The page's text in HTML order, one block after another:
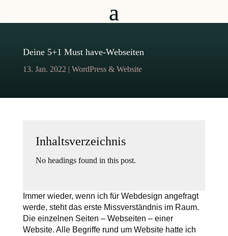
Deine 5+1 Must have-Webseiten
13. Jan. 2022 | WordPress & Website
Inhaltsverzeichnis
No headings found in this post.
Immer wieder, wenn ich für Webdesign angefragt
werde, steht das erste Missverständnis im Raum.
Die einzelnen Seiten – Webseiten – einer
Website. Alle Begriffe rund um Website hatte ich